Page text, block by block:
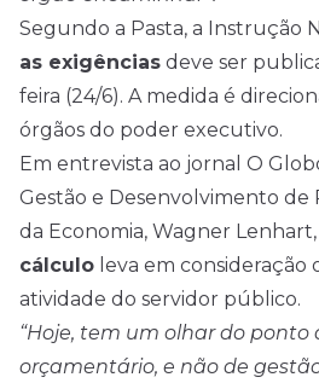
Segundo a Pasta, a Instrução
as exigências deve ser
feira (24/6). A medida é
órgãos do poder executivo.
Em entrevista ao jornal O
Gestão e Desenvolvimento de
da Economia, Wagner
cálculo leva em consideração
atividade do servidor público.
“Hoje, tem um olhar do ponto
orçamentário, e não de